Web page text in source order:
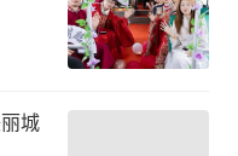
城